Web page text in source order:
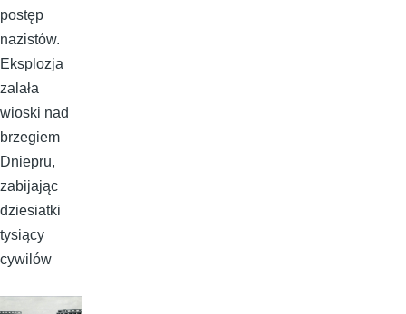
postęp
nazistów.
Eksplozja
zalała
wioski nad
brzegiem
Dniepru,
zabijając
dziesiatki
tysiący
cywilów